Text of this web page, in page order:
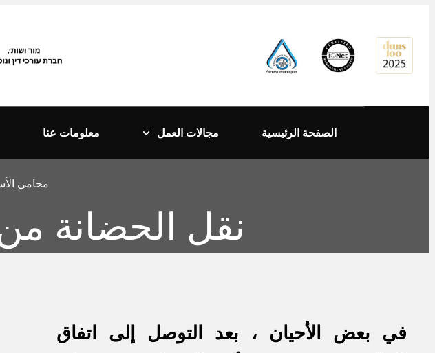
الصفحة الرئيسية مجالات العمل معلومات عنا
محامي
نقل الحضانة
في بعض الأحيان ، بعد التوصل إلى اتفاق